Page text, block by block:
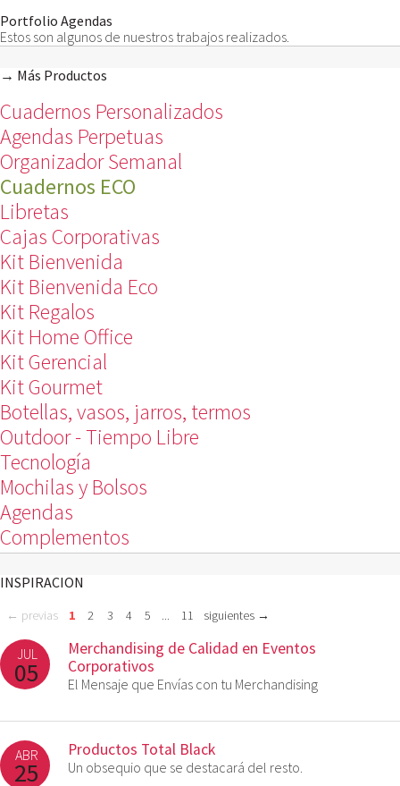
Portfolio Agendas
Estos son algunos de nuestros trabajos realizados.
→ Más Productos
Cuadernos Personalizados
Agendas Perpetuas
Organizador Semanal
Cuadernos ECO
Libretas
Cajas Corporativas
Kit Bienvenida
Kit Bienvenida Eco
Kit Regalos
Kit Home Office
Kit Gerencial
Kit Gourmet
Botellas, vasos, jarros, termos
Outdoor - Tiempo Libre
Tecnología
Mochilas y Bolsos
Agendas
Complementos
INSPIRACION
← previas 1 2 3 4 5 ... 11 siguientes →
JUL
05
Merchandising de Calidad en Eventos
Corporativos
El Mensaje que Envías con tu Merchandising
ABR
25
Productos Total Black
Un obsequio que se destacará del resto.